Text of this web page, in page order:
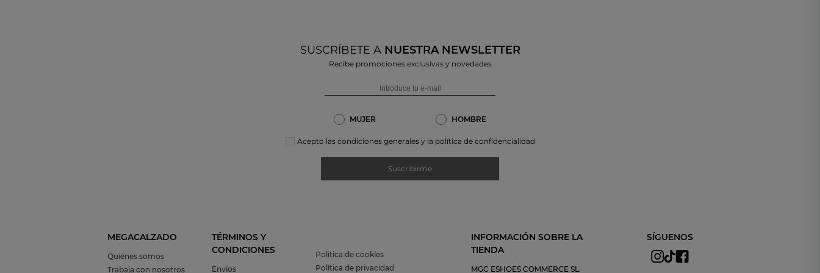
SUSCRÍBETE A NUESTRA NEWSLETTER
Recibe promociones exclusivas y novedades
MUJER HOMBRE
Acepto las condiciones generales y la política de confidencialidad
Suscribirme
MEGACALZADO
Quiénes somos
Trabaja con nosotros
TÉRMINOS Y
CONDICIONES
Envíos
Política de cookies
Política de privacidad
INFORMACIÓN SOBRE LA
TIENDA
MGC ESHOES COMMERCE SL.
SÍGUENOS